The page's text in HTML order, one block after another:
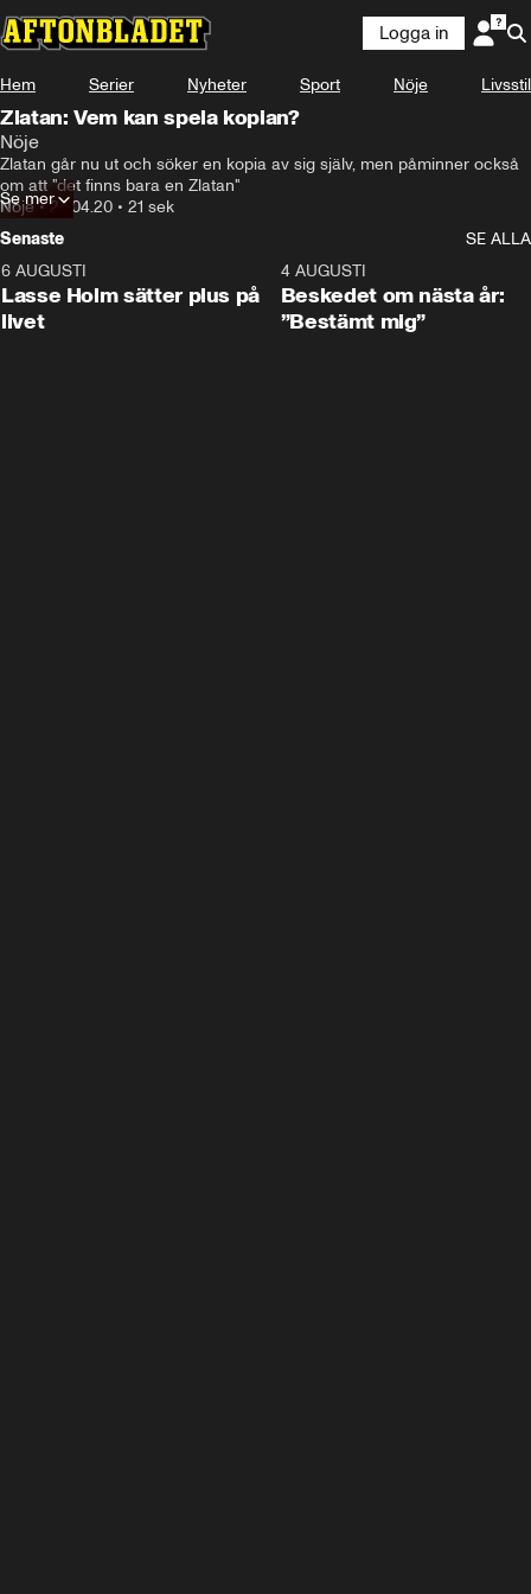
Logga in
Hem Serier Nyheter Sport Nöje Livsstil
Zlatan: Vem kan spela kopian?
Nöje
Zlatan går nu ut och söker en kopia av sig själv, men påminner också
om att "det finns bara en Zlatan"
Nöje•24.04.20 • 21 sek
Se mer
Senaste
SE ALLA
6 AUGUSTI
Lasse Holm sätter plus på
livet
4 AUGUSTI
Beskedet om nästa år:
”Bestämt mig”